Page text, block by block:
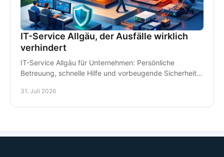
IT-Service Allgäu, der Ausfälle wirklich
verhindert
IT-Service Allgäu für Unternehmen: Persönliche
Betreuung, schnelle Hilfe und vorbeugende Sicherheit
31. Juli 2026